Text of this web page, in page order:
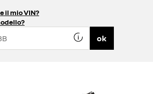
il mio VIN?
ok